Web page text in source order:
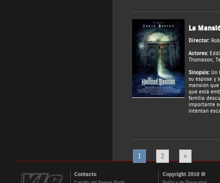
La
Director:
Actores:
Thomason,
Sinopsis:Un
su esposa y
mansión
que está
familia
importante
intentan
1 2 »
Contacto Copyright 2010 ©